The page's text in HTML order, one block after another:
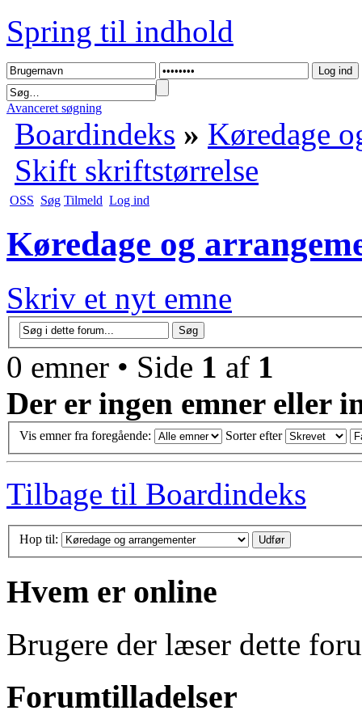
Spring til indhold
Avanceret søgning
Boardindeks » Køredage
Skift skriftstørrelse
OSS Søg Tilmeld Log ind
Køredage og
Skriv et nyt emne
0 emner • Side 1 af 1
Der er ingen emner eller
Vis emner fra foregående: Sorter efter
Tilbage til Boardindeks
Hop til:
Hvem er online
Brugere der læser dette
Forumtilladelser